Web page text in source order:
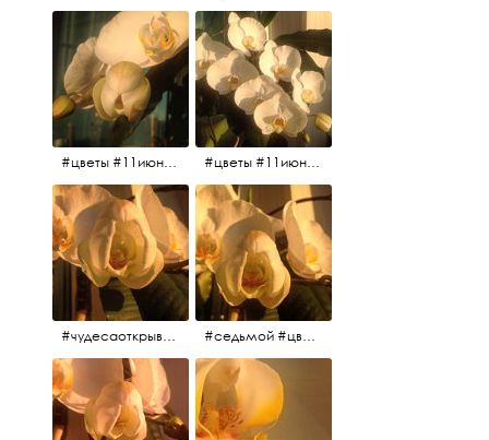
#цветы #11июня2017 #цветы #11июня2017
#чудесаоткрываются #красота #чудоприроды #нежность #цветы #прекрасное #седьмой #цветы #жизньналоджии